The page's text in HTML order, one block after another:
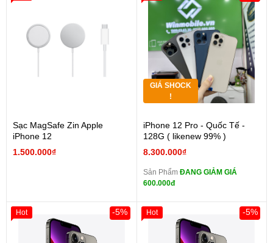
Sạc MagSafe Zin Apple
iPhone 12
1.500.000₫
GIÁ SHOCK
!
iPhone 12 Pro - Quốc Tế -
128G ( likenew 99% )
8.300.000₫
Sản Phẩm ĐANG GIẢM GIÁ
600.000đ
-5%
Hot -5%
Hot